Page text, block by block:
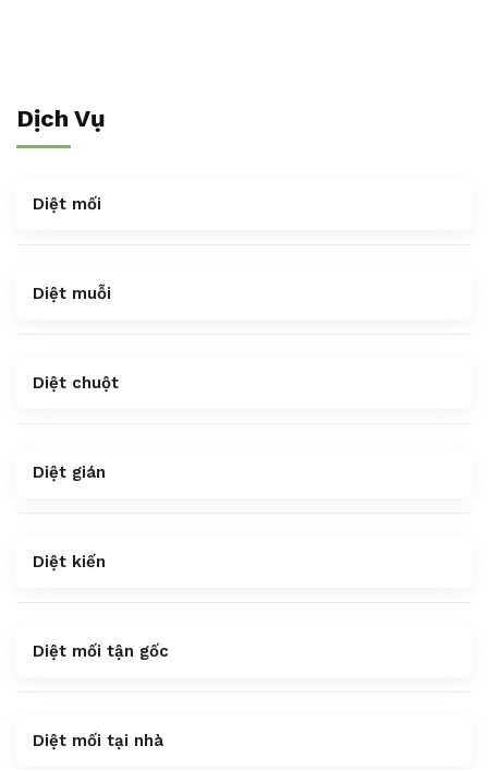
Dịch Vụ
Diệt mối
Diệt muỗi
Diệt chuột
Diệt gián
Diệt kiến
Diệt mối tận gốc
Diệt mối tại nhà